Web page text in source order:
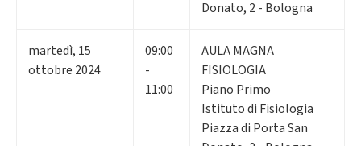
Donato, 2 - Bologna
martedì, 15
ottobre 2024
09:00
-
11:00
AULA MAGNA
FISIOLOGIA
Piano Primo
Istituto di Fisiologia
Piazza di Porta San